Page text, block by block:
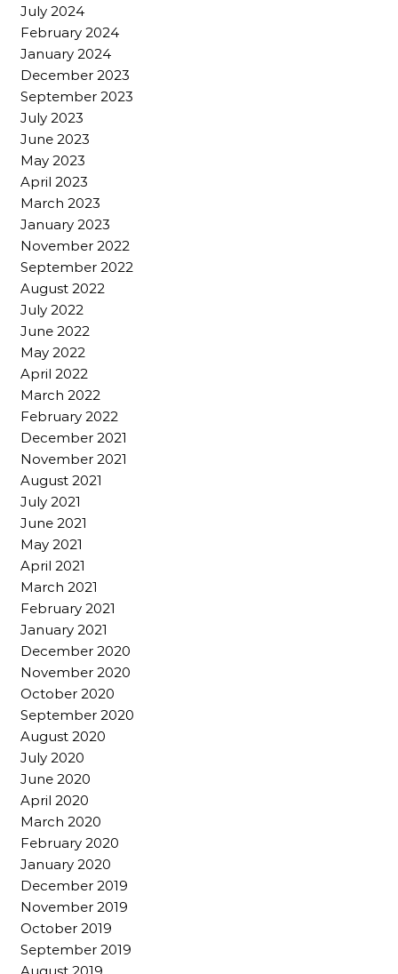
July 2024
February 2024
January 2024
December 2023
September 2023
July 2023
June 2023
May 2023
April 2023
March 2023
January 2023
November 2022
September 2022
August 2022
July 2022
June 2022
May 2022
April 2022
March 2022
February 2022
December 2021
November 2021
August 2021
July 2021
June 2021
May 2021
April 2021
March 2021
February 2021
January 2021
December 2020
November 2020
October 2020
September 2020
August 2020
July 2020
June 2020
April 2020
March 2020
February 2020
January 2020
December 2019
November 2019
October 2019
September 2019